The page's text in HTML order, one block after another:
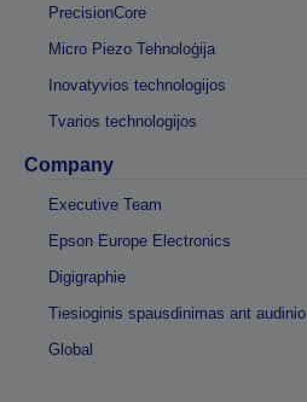
PrecisionCore
Micro Piezo Tehnoloģija
Inovatyvios technologijos
Tvarios technologijos
Company
Executive Team
Epson Europe Electronics
Digigraphie
Tiesioginis spausdinimas ant audinio
Global